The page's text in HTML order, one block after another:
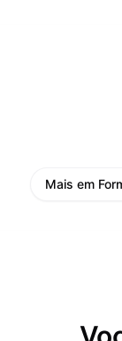
Mais em